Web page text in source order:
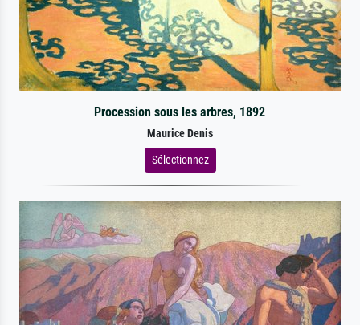
Procession sous les arbres, 1892
Maurice Denis
Sélectionnez